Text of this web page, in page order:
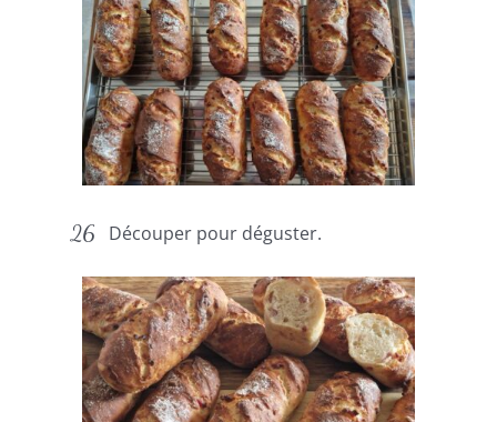
Découper pour déguster.